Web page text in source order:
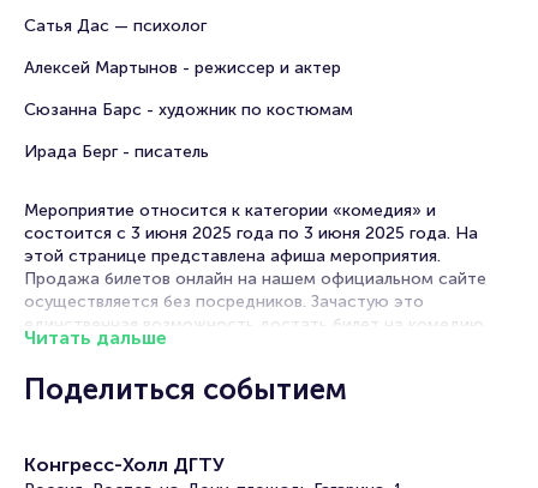
Сатья Дас — психолог
Алексей Мартынов - режиссер и актер
Сюзанна Барс - художник по костюмам
Ирада Берг - писатель
Мероприятие относится к категории «комедия» и
состоится с 3 июня 2025 года по 3 июня 2025 года. На
этой странице представлена афиша мероприятия.
Продажа билетов онлайн на нашем официальном сайте
осуществляется без посредников. Зачастую это
единственная возможность достать билет на комедию.
Среднее время на покупку билета здесь начиная с выбора
Читать дальше
Поделиться событием
Конгресс-Холл ДГТУ